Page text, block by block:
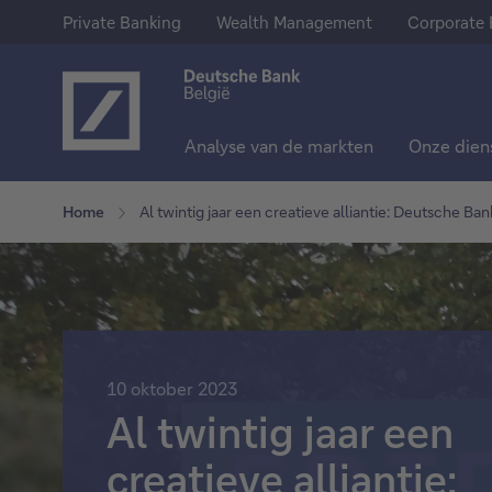
Private Banking Wealth Management Corporate
Analyse van de markten Onze
Private Banking
Wealth Management
Spaarrekeningen
Termijnrekeningen
Trackers
Fondsen
Obligaties
Over ons
Deutsche Bank Group
Jobs
Home Al twintig jaar een creatieve alliantie: Deutsche
10 oktober 2023
Al twintig jaar een
creatieve alliantie: